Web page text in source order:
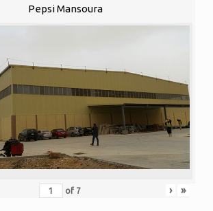
Pepsi Mansoura
of 7 › »